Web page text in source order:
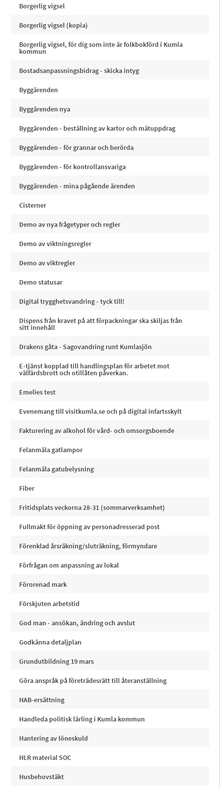
Borgerlig vigsel
Borgerlig vigsel (kopia)
Borgerlig vigsel, för dig som inte är folkbokförd i Kumla
kommun
Bostadsanpassningsbidrag - skicka intyg
Byggärenden
Byggärenden nya
Byggärenden - beställning av kartor och mätuppdrag
Byggärenden - för grannar och berörda
Byggärenden - för kontrollansvariga
Byggärenden - mina pågående ärenden
Cisterner
Demo av nya frågetyper och regler
Demo av viktningsregler
Demo av viktregler
Demo statusar
Digital trygghetsvandring - tyck till!
Dispens från kravet på att förpackningar ska skiljas från
sitt innehåll
Drakens gåta - Sagovandring runt Kumlasjön
E-tjänst kopplad till handlingsplan för arbetet mot
välfärdsbrott och otillåten påverkan.
Emelies test
Evenemang till visitkumla.se och på digital infartsskylt
Fakturering av alkohol för vård- och omsorgsboende
Felanmäla gatlampor
Felanmäla gatubelysning
Fiber
Fritidsplats veckorna 28-31 (sommarverksamhet)
Fullmakt för öppning av personadresserad post
Förenklad årsräkning/sluträkning, förmyndare
Förfrågan om anpassning av lokal
Förorenad mark
Förskjuten arbetstid
God man - ansökan, ändring och avslut
Godkänna detaljplan
Grundutbildning 19 mars
Göra anspråk på företrädesrätt till återanställning
HAB-ersättning
Handleda politisk lärling i Kumla kommun
Hantering av löneskuld
HLR material SOC
Husbehovstäkt